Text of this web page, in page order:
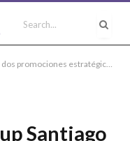
para seguir fortaleciendo su posición en Chile
Santiago